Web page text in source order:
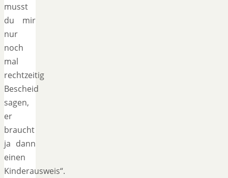
musst
du mir
nur
noch
mal
rechtzeitig
Bescheid
sagen,
er
braucht
ja dann
einen
Kinderausweis“.